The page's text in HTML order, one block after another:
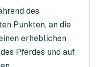
des
Punkten, an die
erheblichen
Pferdes und auf